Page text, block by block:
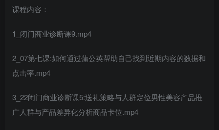
课程内容：
1_闭门商业诊断课9.mp4
2_07第七课:如何通过蒲公英帮助自己找到近期内容的数据和
点击率.mp4
3_22闭门商业诊断课5:送礼策略与人群定位男性美容产品推
广人群与产品差异化分析商品卡位.mp4